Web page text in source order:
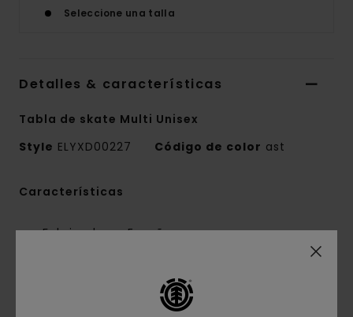
Seleccione una talla
Detalles & características
Tabla de skate Multi Unisex
Style ELYXD00227 Código de color ast
Características
Fabricado en España
8,25" / 21 cm x 31,61" / 80,3 cm
14" / 36 cm